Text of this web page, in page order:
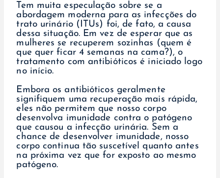
Tem muita especulação sobre se a
abordagem moderna para as infecções do
trato urinário (ITUs) foi, de fato, a causa
dessa situação. Em vez de esperar que as
mulheres se recuperem sozinhas (quem é
que quer ficar 4 semanas na cama?), o
tratamento com antibióticos é iniciado logo
no início.
Embora os antibióticos geralmente
signifiquem uma recuperação mais rápida,
eles não permitem que nosso corpo
desenvolva imunidade contra o patógeno
que causou a infecção urinária. Sem a
chance de desenvolver imunidade, nosso
corpo continua tão suscetível quanto antes
na próxima vez que for exposto ao mesmo
patógeno.